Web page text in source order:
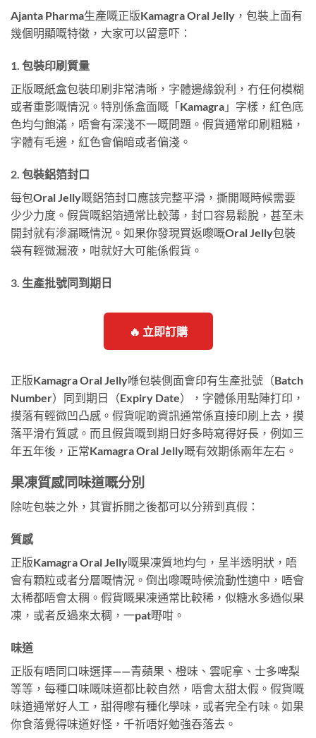
Ajanta Pharma生產嘅正版Kamagra Oral Jelly，包裝上面有
幾個明顯嘅特徵，大家可以留意吓：
1. 包裝印刷質量
正版嘅紙盒包裝印刷非常清晰，字體邊緣銳利，冇任何模糊
或者重影嘅情況。特別係盒面嘅「Kamagra」字樣，紅色底
色均勻飽滿，唔會有深淺不一嘅問題。假貨通常印刷粗糙，
字體有毛邊，紅色會偏暗或者偏淺。
2. 包裝鋁箔封口
每包Oral Jelly嘅鋁箔封口應該完整平滑，撕開嘅時候需要
少少力度。假貨嘅鋁箔通常比較薄，封口容易鬆脫，甚至未
開封就有滲漏嘅情況。如果你發現買返嚟嘅Oral Jelly包裝
袋有輕微漏液，咁就好大可能係假貨。
3. 生產批號同到期日
🔥 立即訂購
正版Kamagra Oral Jelly喺包裝側面會印有生產批號（Batch
Number）同到期日（Expiry Date），字體係用點陣打印，
摸落有輕微凹凸感。假貨呢啲資訊通常係直接印刷上去，摸
落平滑冇質感。而且假貨嘅到期日好多時寫得好長，例如三
年五年後，正常Kamagra Oral Jelly嘅有效期係兩年左右。
果凍質感同味道嘅分別
除咗包裝之外，其實拆開之後都可以分辨到真假：
質感
正版Kamagra Oral Jelly嘅果凍質地均勻，呈半透明狀，唔
會有顆粒或者分層嘅情況。倒出嚟嘅時候流動性適中，唔會
太稀都唔會太稠。假貨嘅果凍通常比較稀，似糖水多過似果
凍，或者反過來太稠，一pat嘢咁。
味道
正版有唔同口味選擇——青蘋果、橙味、雲呢拿、士多啤梨
等等，每種口味嘅味道都比較自然，唔會太甜太假。假貨嘅
味道通常好人工，甜得嚟有種化學味，或者完全冇味。如果
你食落覺得味道好怪，千祈唔好勉強吞落去。